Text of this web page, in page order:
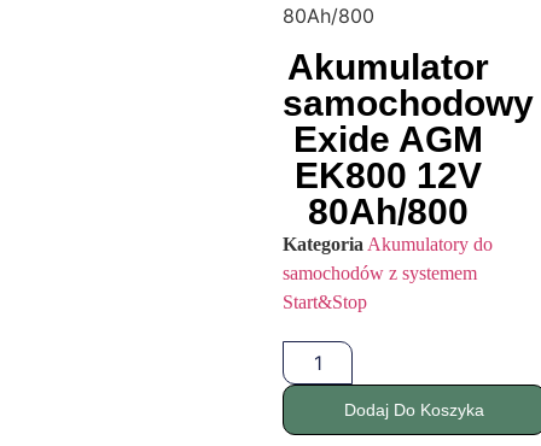
80Ah/800
Akumulator
samochodowy
Exide AGM
EK800 12V
80Ah/800
Kategoria Akumulatory do
samochodów z systemem
Start&Stop
Dodaj Do Koszyka